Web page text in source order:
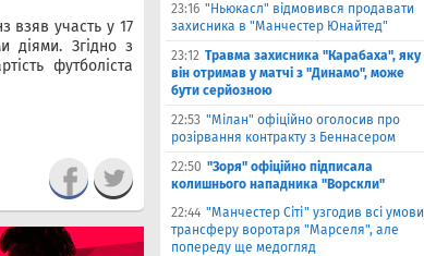
взяв участь у 17
діями. Згідно з
футболіста
23:16 "Ньюкасл" відмовився продавати
захисника в "Манчестер Юнайтед"
23:12 Травма захисника "Карабаха", яку
він отримав у матчі з "Динамо", може
бути серйозною
22:53 "Мілан" офіційно оголосив про
розірвання контракту з Беннасером
22:50 "Зоря" офіційно підписала
колишнього нападника "Ворскли"
22:44 "Манчестер Сіті" узгодив всі умови
трансферу воротаря "Марселя", але
попереду ще медогляд